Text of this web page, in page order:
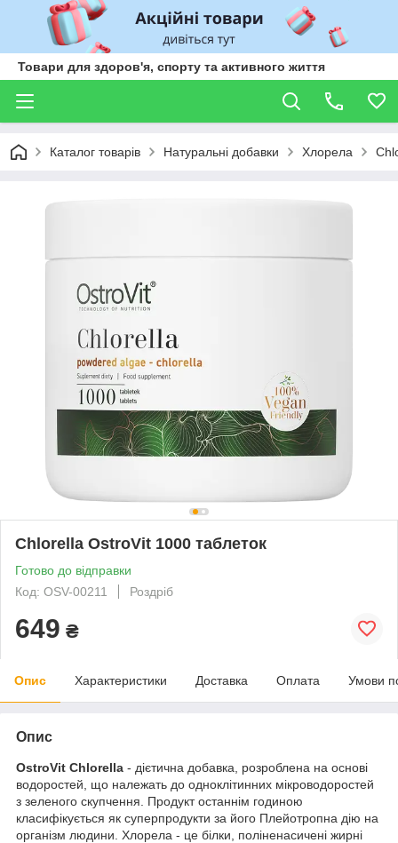
Товари для здоров'я, спорту та активного життя
Каталог товарів Натуральні добавки Хлорела
Chlorella OstroVit 1000 таблеток
Готово до відправки
Код: OSV-00211
Роздріб
649 ₴
Опис Характеристики Доставка Оплата Умови
Опис
OstroVit Chlorella - дієтична добавка, розроблена на основі
водоростей, що належать до одноклітинних мікроводоростей
з зеленого скупчення. Продукт останнім годиною
класифікується як суперпродукти за його Плейотропна дію на
організм людини. Хлорела - це білки, поліненасичені жирні